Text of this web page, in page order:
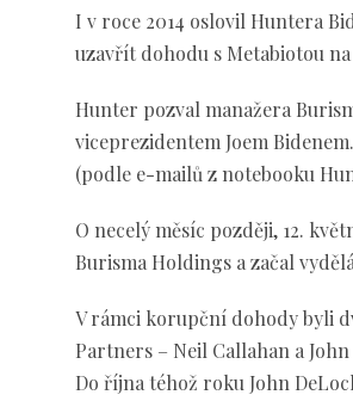
I v roce 2014 oslovil Huntera
uzavřít dohodu s Metabiotou
Hunter pozval manažera
viceprezidentem Joem
(podle e-mailů z notebooku
O necelý měsíc později, 12.
Burisma Holdings a začal
V rámci korupční dohody byli
Partners – Neil Callahan a
Do října téhož roku John